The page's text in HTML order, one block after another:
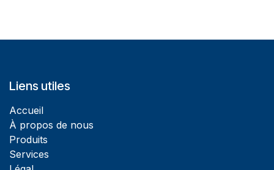
Liens utiles
Accueil
À propos de nous
Produits
Services